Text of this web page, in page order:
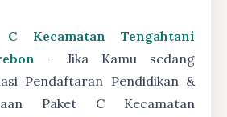
Kecamatan Tengahtani
- Jika Kamu sedang
Pendaftaran Pendidikan &
Paket C Kecamatan